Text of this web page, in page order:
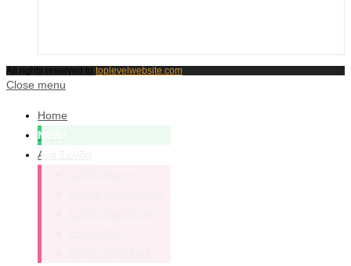
All rights reserved to toplevelwebsite.com
Close menu
Home
NEW!
Ανά Σελίδα